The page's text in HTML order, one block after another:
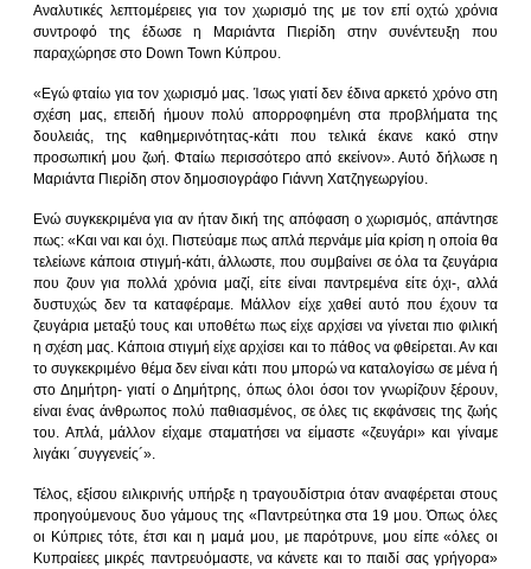
Αναλυτικές λεπτομέρειες για τον χωρισμό της με τον επί οχτώ χρόνια
συντροφό της έδωσε η Μαριάντα Πιερίδη στην συνέντευξη που
παραχώρησε στο Down Town Κύπρου.
«Εγώ φταίω για τον χωρισμό μας. Ίσως γιατί δεν έδινα αρκετό χρόνο στη
σχέση μας, επειδή ήμουν πολύ απορροφημένη στα προβλήματα της
δουλειάς, της καθημερινότητας-κάτι που τελικά έκανε κακό στην
προσωπική μου ζωή. Φταίω περισσότερο από εκείνον». Αυτό δήλωσε η
Μαριάντα Πιερίδη στον δημοσιογράφο Γιάννη Χατζηγεωργίου.
Ενώ συγκεκριμένα για αν ήταν δική της απόφαση ο χωρισμός, απάντησε
πως: «Και ναι και όχι. Πιστεύαμε πως απλά περνάμε μία κρίση η οποία θα
τελείωνε κάποια στιγμή-κάτι, άλλωστε, που συμβαίνει σε όλα τα ζευγάρια
που ζουν για πολλά χρόνια μαζί, είτε είναι παντρεμένα είτε όχι-, αλλά
δυστυχώς δεν τα καταφέραμε. Μάλλον είχε χαθεί αυτό που έχουν τα
ζευγάρια μεταξύ τους και υποθέτω πως είχε αρχίσει να γίνεται πιο φιλική
η σχέση μας. Κάποια στιγμή είχε αρχίσει και το πάθος να φθείρεται. Αν και
το συγκεκριμένο θέμα δεν είναι κάτι που μπορώ να καταλογίσω σε μένα ή
στο Δημήτρη- γιατί ο Δημήτρης, όπως όλοι όσοι τον γνωρίζουν ξέρουν,
είναι ένας άνθρωπος πολύ παθιασμένος, σε όλες τις εκφάνσεις της ζωής
του. Απλά, μάλλον είχαμε σταματήσει να είμαστε «ζευγάρι» και γίναμε
λιγάκι ´συγγενείς´».
Τέλος, εξίσου ειλικρινής υπήρξε η τραγουδίστρια όταν αναφέρεται στους
προηγούμενους δυο γάμους της «Παντρεύτηκα στα 19 μου. Όπως όλες
οι Κύπριες τότε, έτσι και η μαμά μου, με παρότρυνε, μου είπε «όλες οι
Κυπραίεες μικρές παντρευόμαστε, να κάνετε και το παιδί σας γρήγορα»